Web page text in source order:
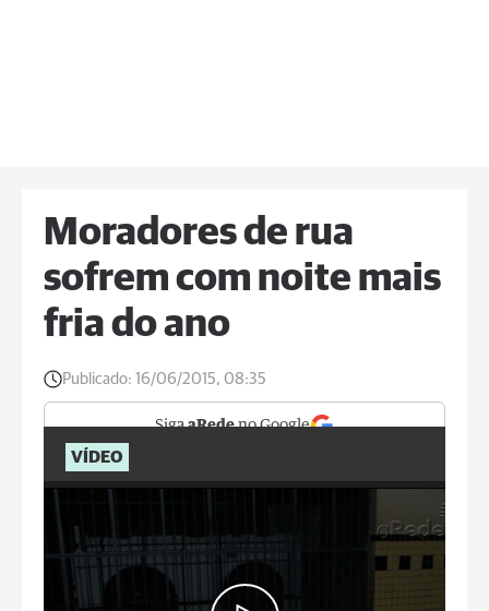
Moradores de rua
sofrem com noite mais
fria do ano
Publicado: 16/06/2015, 08:35
SigaaRedeno Google
VÍDEO